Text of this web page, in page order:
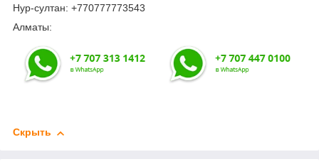
Нур-султан: +770777773543
Алматы:
Скрыть